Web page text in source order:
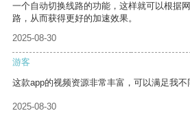
一个自动切换线路的功能，这样就可以根据
路，从而获得更好的加速效果。
2025-08-30
游客
这款app的视频资源非常丰富，可以满足我不
2025-08-30